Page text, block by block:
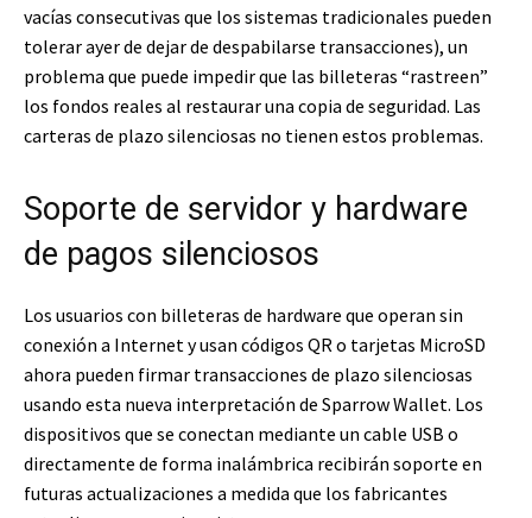
vacías consecutivas que los sistemas tradicionales pueden
tolerar ayer de dejar de despabilarse transacciones), un
problema que puede impedir que las billeteras “rastreen”
los fondos reales al restaurar una copia de seguridad. Las
carteras de plazo silenciosas no tienen estos problemas.
Soporte de servidor y hardware
de pagos silenciosos
Los usuarios con billeteras de hardware que operan sin
conexión a Internet y usan códigos QR o tarjetas MicroSD
ahora pueden firmar transacciones de plazo silenciosas
usando esta nueva interpretación de Sparrow Wallet. Los
dispositivos que se conectan mediante un cable USB o
directamente de forma inalámbrica recibirán soporte en
futuras actualizaciones a medida que los fabricantes